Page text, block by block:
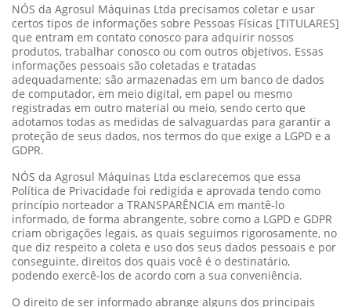
NÓS da Agrosul Máquinas Ltda precisamos coletar e usar
certos tipos de informações sobre Pessoas Físicas [TITULARES]
que entram em contato conosco para adquirir nossos
produtos, trabalhar conosco ou com outros objetivos. Essas
informações pessoais são coletadas e tratadas
adequadamente; são armazenadas em um banco de dados
de computador, em meio digital, em papel ou mesmo
registradas em outro material ou meio, sendo certo que
adotamos todas as medidas de salvaguardas para garantir a
proteção de seus dados, nos termos do que exige a LGPD e a
GDPR.
NÓS da Agrosul Máquinas Ltda esclarecemos que essa
Política de Privacidade foi redigida e aprovada tendo como
princípio norteador a TRANSPARÊNCIA em mantê-lo
informado, de forma abrangente, sobre como a LGPD e GDPR
criam obrigações legais, as quais seguimos rigorosamente, no
que diz respeito a coleta e uso dos seus dados pessoais e por
conseguinte, direitos dos quais você é o destinatário,
podendo exercê-los de acordo com a sua conveniência.
O direito de ser informado abrange alguns dos principais